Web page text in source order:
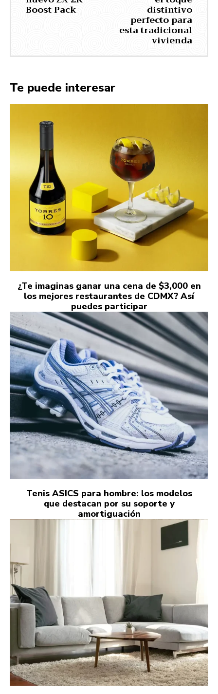
Boost Pack distintivo
perfecto para
esta tradicional
vivienda
Te puede interesar
¿Te imaginas ganar una cena de $3,000 en
los mejores restaurantes de CDMX? Así
puedes participar
Tenis ASICS para hombre: los modelos
que destacan por su soporte y
amortiguación